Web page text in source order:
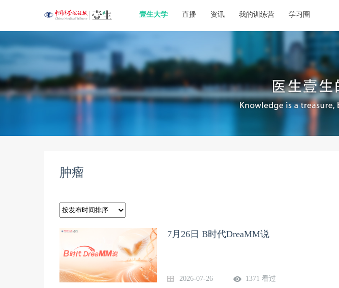
壹生大学 直播 资讯 我的训练营 学习圈
肿瘤
7月26日 B时代DreaMM说
2026-07-26 1371 看过